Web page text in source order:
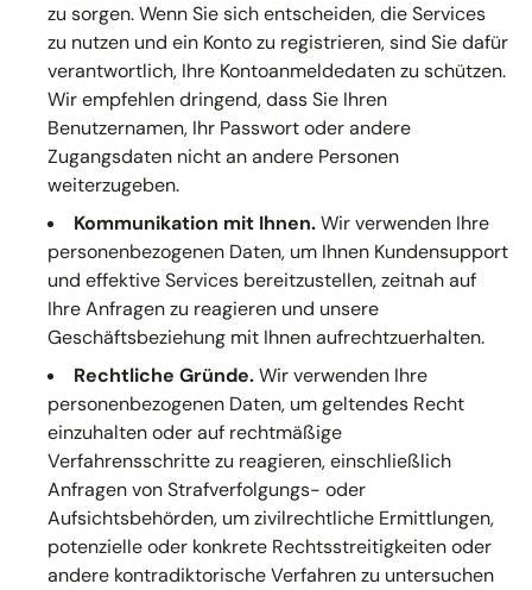
zu sorgen. Wenn Sie sich entscheiden, die Services
zu nutzen und ein Konto zu registrieren, sind Sie dafür
verantwortlich, Ihre Kontoanmeldedaten zu schützen.
Wir empfehlen dringend, dass Sie Ihren
Benutzernamen, Ihr Passwort oder andere
Zugangsdaten nicht an andere Personen
weiterzugeben.
Kommunikation mit Ihnen.Wir verwenden Ihre
personenbezogenen Daten, um Ihnen Kundensupport
und effektive Services bereitzustellen, zeitnah auf
Ihre Anfragen zu reagieren und unsere
Geschäftsbeziehung mit Ihnen aufrechtzuerhalten.
Rechtliche Gründe.Wir verwenden Ihre
personenbezogenen Daten, um geltendes Recht
einzuhalten oder auf rechtmäßige
Verfahrensschritte zu reagieren, einschließlich
Anfragen von Strafverfolgungs- oder
Aufsichtsbehörden, um zivilrechtliche Ermittlungen,
potenzielle oder konkrete Rechtsstreitigkeiten oder
andere kontradiktorische Verfahren zu untersuchen